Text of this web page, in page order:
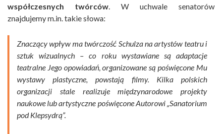
współczesnych twórców. W uchwale senatorów
znajdujemy m.in. takie słowa:
Znaczący wpływ ma twórczość Schulza na artystów teatru i
sztuk wizualnych – co roku wystawiane są adaptacje
teatralne Jego opowiadań, organizowane są poświęcone Mu
wystawy plastyczne, powstają filmy. Kilka polskich
organizacji stale realizuje międzynarodowe projekty
naukowe lub artystyczne poświęcone Autorowi „Sanatorium
pod Klepsydrą”.